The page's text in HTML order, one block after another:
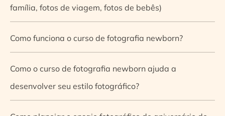
família, fotos de viagem, fotos de bebês)
Como funciona o curso de fotografia newborn?
Como o curso de fotografia newborn ajuda a
desenvolver seu estilo fotográfico?